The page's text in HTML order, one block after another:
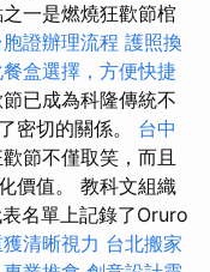
一是燃燒狂歡節棺
證辦理流程 護照換
盒選擇，方便快捷
已成為科隆傳統不
密切的關係。 台中
節不僅取笑，而且
價值。 教科文組織
名單上記錄了Oruro
清晰視力 台北搬家